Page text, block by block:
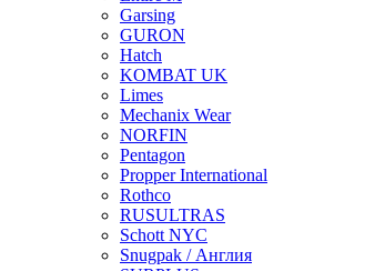
Garsing
GURON
Hatch
KOMBAT UK
Limes
Mechanix Wear
NORFIN
Pentagon
Propper International
Rothco
RUSULTRAS
Schott NYC
Snugpak / Англия